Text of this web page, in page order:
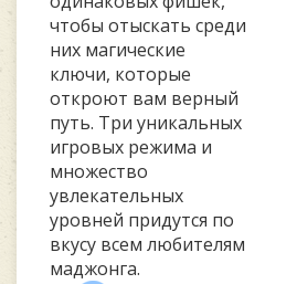
чтобы отыскать среди
них магические
ключи, которые
откроют вам верный
путь. Три уникальных
игровых режима и
множество
увлекательных
уровней придутся по
вкусу всем любителям
маджонга.